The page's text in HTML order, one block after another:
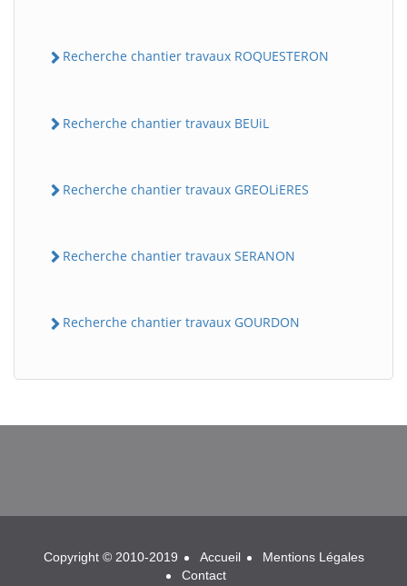
Recherche chantier travaux ROQUESTERON
Recherche chantier travaux BEUiL
Recherche chantier travaux GREOLiERES
Recherche chantier travaux SERANON
Recherche chantier travaux GOURDON
BatiWebPro
Copyright © 2010-2019 Accueil
Mentions Légales
Contact